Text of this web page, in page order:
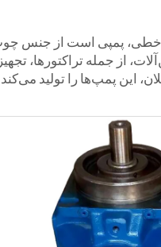
پمپی است از جنس چوب
از جمله تراکتورها،
این پمپ‌ها را تولید